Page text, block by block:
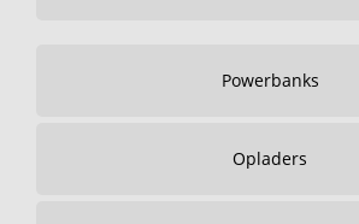
Powerbanks
Opladers